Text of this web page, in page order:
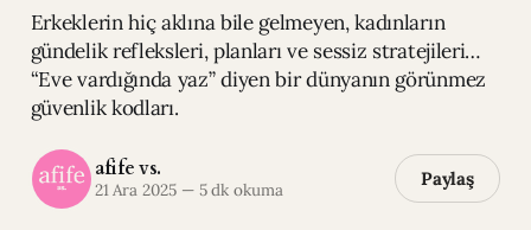
Erkeklerin hiç aklına bile gelmeyen, kadınların
gündelik refleksleri, planları ve sessiz stratejileri…
“Eve vardığında yaz” diyen bir dünyanın görünmez
güvenlik kodları.
afife vs.
21 Ara 2025 —5 dk okuma Paylaş